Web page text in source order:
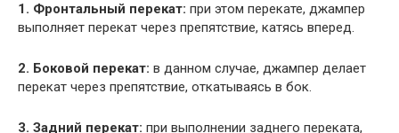
1. Фронтальный перекат: при этом перекате, джампер
выполняет перекат через препятствие, катясь вперед.
2. Боковой перекат: в данном случае, джампер делает
перекат через препятствие, откатываясь в бок.
3. Задний перекат: при выполнении заднего переката,